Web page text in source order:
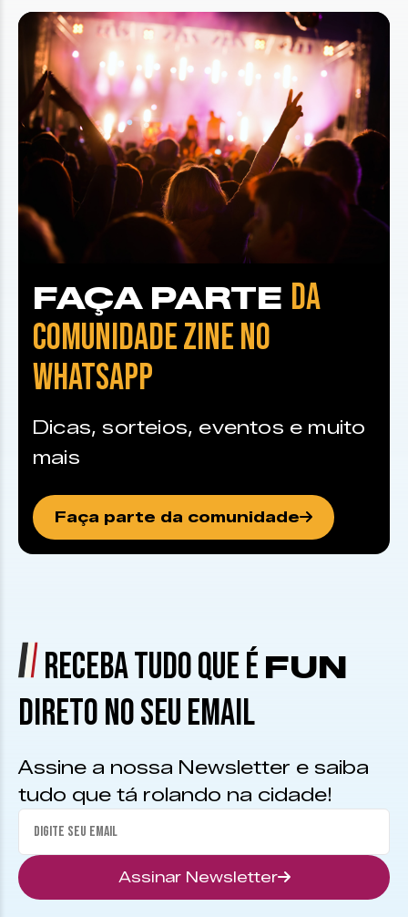
FAÇA PARTE DA
COMUNIDADE ZINE NO
WHATSAPP
Dicas, sorteios, eventos e muito
mais
Faça parte da comunidade
RECEBA TUDO QUE É FUN
DIRETO NO SEU EMAIL
Assine a nossa Newsletter e saiba
tudo que tá rolando na cidade!
Assinar Newsletter